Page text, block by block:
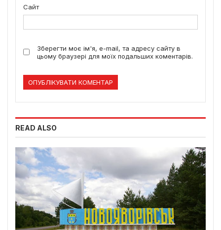
Сайт
Зберегти моє ім'я, e-mail, та адресу сайту в
цьому браузері для моїх подальших коментарів.
READ ALSO